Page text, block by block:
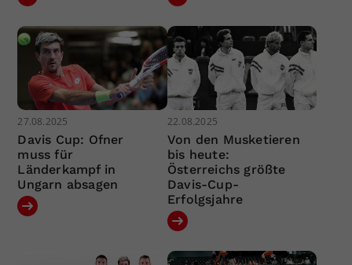
27.08.2025
Davis Cup: Ofner
muss für
Länderkampf in
Ungarn absagen
22.08.2025
Von den Musketieren
bis heute:
Österreichs größte
Davis-Cup-
Erfolgsjahre